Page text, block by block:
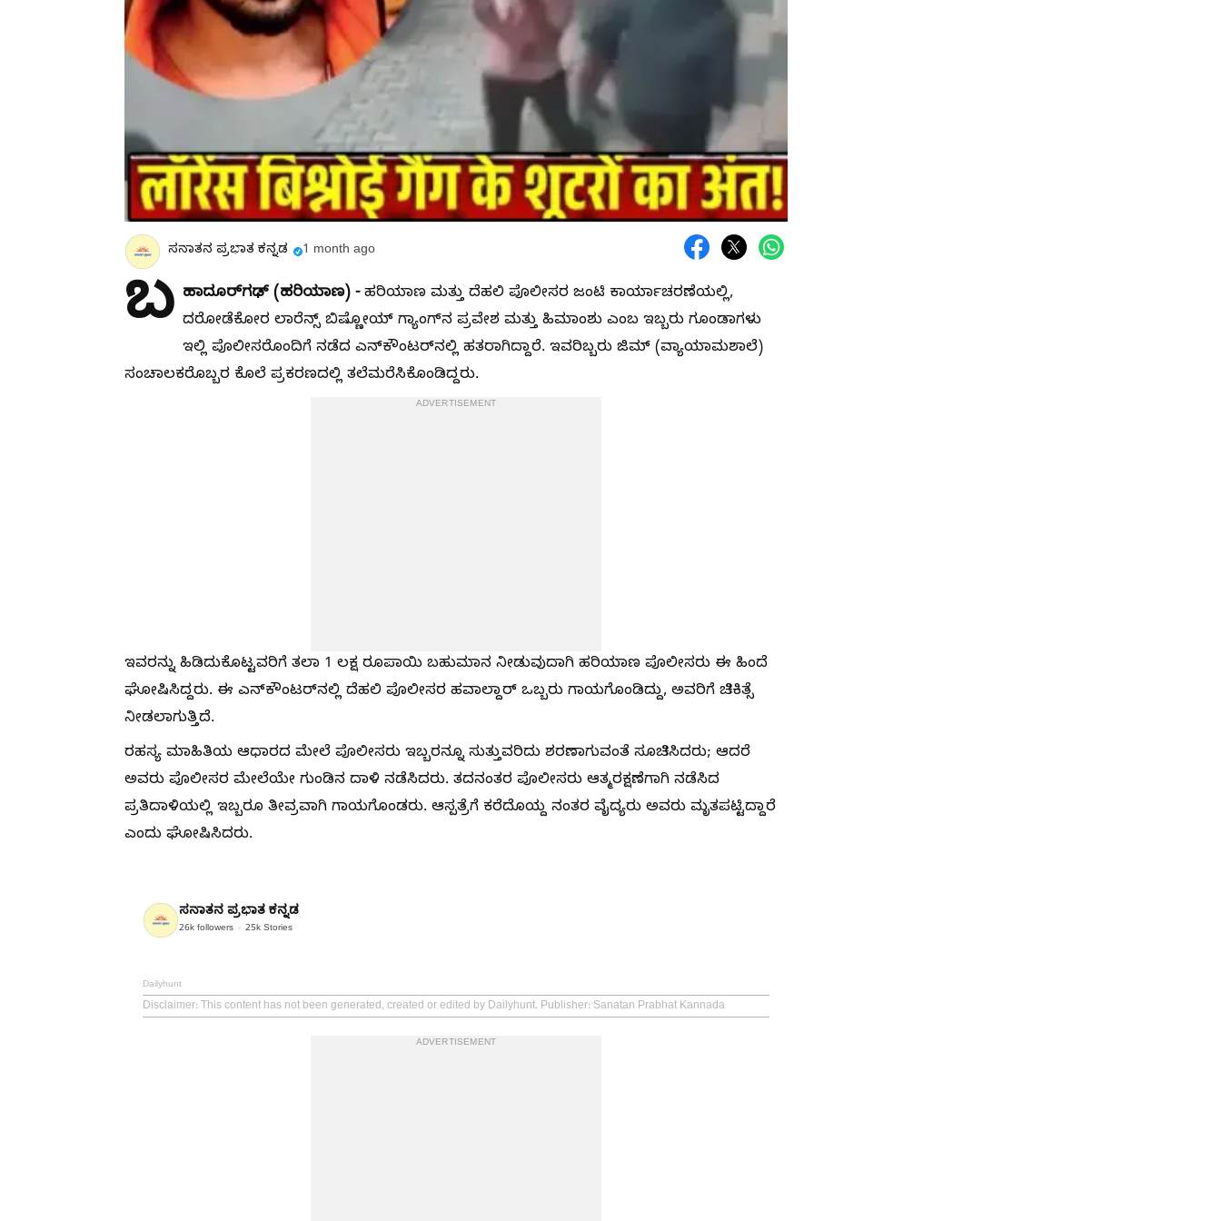
ಸನಾತನ ಪ್ರಭಾತ ಕನ್ನಡ 1 month ago
ಬ ಹಾದೂರ್‌ಗಢ್ (ಹರಿಯಾಣ) -ಹರಿಯಾಣ ಮತ್ತು ದೆಹಲಿ ಪೊಲೀಸರ ಜಂಟಿ ಕಾರ್ಯಾಚರಣೆಯಲ್ಲಿ,
ದರೋಡೆಕೋರ ಲಾರೆನ್ಸ್ ಬಿಷ್ಣೋಯ್ ಗ್ಯಾಂಗ್‌ನ ಪ್ರವೇಶ ಮತ್ತು ಹಿಮಾಂಶು ಎಂಬ ಇಬ್ಬರು ಗೂಂಡಾಗಳು
ಇಲ್ಲಿ ಪೊಲೀಸರೊಂದಿಗೆ ನಡೆದ ಎನ್‌ಕೌಂಟರ್‌ನಲ್ಲಿ ಹತರಾಗಿದ್ದಾರೆ. ಇವರಿಬ್ಬರು ಜಿಮ್ (ವ್ಯಾಯಾಮಶಾಲೆ)
ಸಂಚಾಲಕರೊಬ್ಬರ ಕೊಲೆ ಪ್ರಕರಣದಲ್ಲಿ ತಲೆಮರೆಸಿಕೊಂಡಿದ್ದರು.
ADVERTISEMENT
ಇವರನ್ನು ಹಿಡಿದುಕೊಟ್ಟವರಿಗೆ ತಲಾ 1 ಲಕ್ಷ ರೂಪಾಯಿ ಬಹುಮಾನ ನೀಡುವುದಾಗಿ ಹರಿಯಾಣ ಪೊಲೀಸರು ಈ ಹಿಂದೆ
ಘೋಷಿಸಿದ್ದರು. ಈ ಎನ್‌ಕೌಂಟರ್‌ನಲ್ಲಿ ದೆಹಲಿ ಪೊಲೀಸರ ಹವಾಲ್ದಾರ್ ಒಬ್ಬರು ಗಾಯಗೊಂಡಿದ್ದು, ಅವರಿಗೆ ಚಿಕಿತ್ಸೆ
ನೀಡಲಾಗುತ್ತಿದೆ.
ರಹಸ್ಯ ಮಾಹಿತಿಯ ಆಧಾರದ ಮೇಲೆ ಪೊಲೀಸರು ಇಬ್ಬರನ್ನೂ ಸುತ್ತುವರಿದು ಶರಣಾಗುವಂತೆ ಸೂಚಿಸಿದರು; ಆದರೆ
ಅವರು ಪೊಲೀಸರ ಮೇಲೆಯೇ ಗುಂಡಿನ ದಾಳಿ ನಡೆಸಿದರು. ತದನಂತರ ಪೊಲೀಸರು ಆತ್ಮರಕ್ಷಣೆಗಾಗಿ ನಡೆಸಿದ
ಪ್ರತಿದಾಳಿಯಲ್ಲಿ ಇಬ್ಬರೂ ತೀವ್ರವಾಗಿ ಗಾಯಗೊಂಡರು. ಆಸ್ಪತ್ರೆಗೆ ಕರೆದೊಯ್ದ ನಂತರ ವೈದ್ಯರು ಅವರು ಮೃತಪಟ್ಟಿದ್ದಾರೆ
ಎಂದು ಘೋಷಿಸಿದರು.
ಸನಾತನ ಪ್ರಭಾತ ಕನ್ನಡ
26k followers 25k Stories
Dailyhunt
Disclaimer: This content has not been generated, created or edited by Dailyhunt. Publisher: Sanatan Prabhat Kannada
ADVERTISEMENT